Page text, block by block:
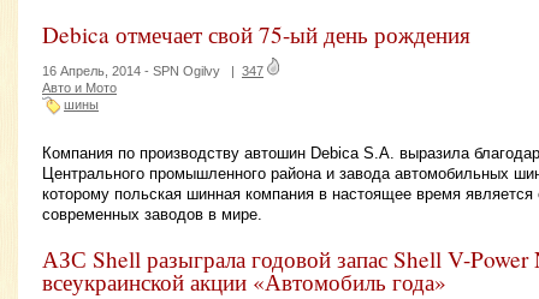
Debica отмечает свой 75-ый день рождения
16 Апрель, 2014 - SPN Ogilvy | 347
Авто и Мото
шины
Компания по производству автошин Debica S.A. выразила
Центрального промышленного района и завода автомобильных
которому польская шинная компания в настоящее время
современных заводов в мире.
АЗС Shell разыграла годовой запас Shell V-
всеукраинской акции «Автомобиль года»